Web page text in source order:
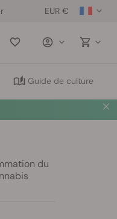
EUR €
Saved
Guide de culture
du